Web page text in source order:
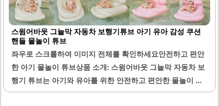
이 좋아하는 요소를 갖추고 있습니다.튜브는 내구성이 뛰어
나며, 다양한 체형의 아기들이 사용할 수 있도록 설계되었습
니다. 또한, 줄이 포함되어 있어 부모가 아기를 쉽게 끌어줄
수 있는 기능이 추가되어 있습니다. 보관이 용이한 지퍼백에
포장되어 제공되어, 사용 후 간편하게 정리할 수 있습니다.이
제품은 물놀이를 처음 경험하는 아기들에게도 적합하며, 다
양한 수영장 환경에서 안전하게 사용할 수 있습니다. 보행기
스윔어바웃 그늘막 자동차 보행기튜브 아기 유아 감성 쿠션
핸들 물놀이 튜브
좌우로 스크롤하여 이미지 전체를 확인하세요안전하고 편안
한 아기 물놀이 튜브상품 소개: 스윔어바웃 그늘막 자동차 보
행기 튜브는 아기와 유아를 위한 안전하고 편안한 물놀이 도
구입니다. 이 제품은 아기가 물놀이를 즐길 수 있도록 설계되